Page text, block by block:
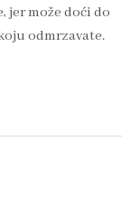
jer može doći do
odmrzavate.